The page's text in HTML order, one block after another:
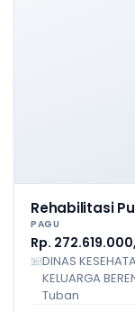
Rehabilitasi
PAGU
Rp.
DINAS
KELUARGA
Tuban